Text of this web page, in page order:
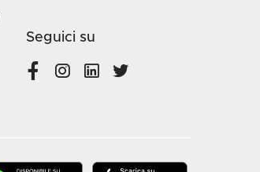
Seguici su